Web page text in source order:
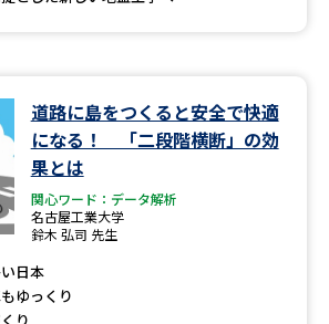
道路に島をつくると安全で快適
になる！ 「二段階横断」の効
果とは
関心ワード：データ解析
名古屋工業大学
鈴木 弘司 先生
日本
ゆっくり